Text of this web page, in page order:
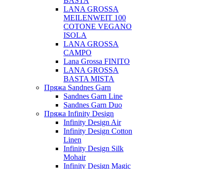
LANA GROSSA
MEILENWEIT 100
COTONE VEGANO
ISOLA
LANA GROSSA
CAMPO
Lana Grossa FINITO
LANA GROSSA
BASTA MISTA
Пряжа Sandnes Garn
Sandnes Garn Line
Sandnes Garn Duo
Пряжа Infinity Design
Infinity Design Air
Infinity Design Cotton
Linen
Infinity Design Silk
Mohair
Infinity Design Magic